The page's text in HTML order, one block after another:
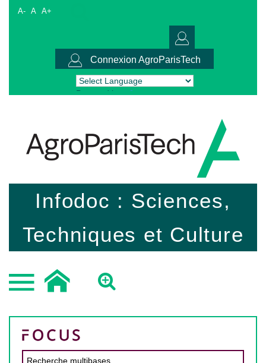
A- A A+
Connexion AgroParisTech
Powered by Translate
Infodoc : Sciences,
Techniques et Culture